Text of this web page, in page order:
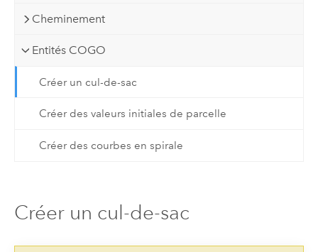
Cheminement
Entités COGO
Créer un cul-de-sac
Créer des valeurs initiales de parcelle
Créer des courbes en spirale
Créer un cul-de-sac